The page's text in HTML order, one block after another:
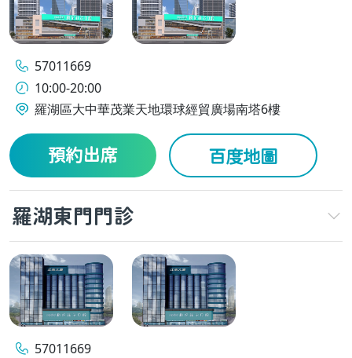
57011669
10:00-20:00
羅湖區大中華茂業天地環球經貿廣場南塔6樓
預約出席 百度地圖
羅湖東門門診
57011669